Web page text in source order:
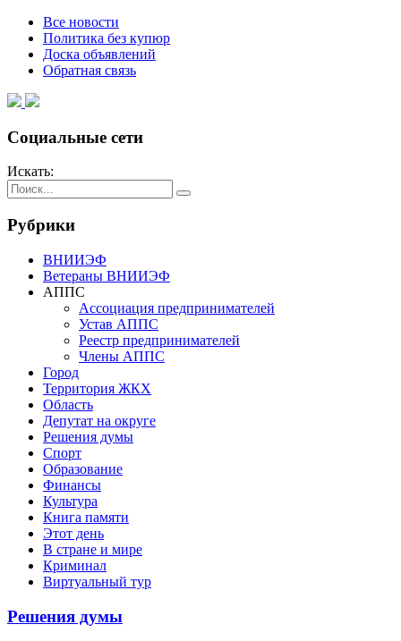
Все новости
Политика без купюр
Доска объявлений
Обратная связь
Социальные сети
Искать:
Рубрики
ВНИИЭФ
Ветераны ВНИИЭФ
АППС
Ассоциация предпринимателей
Устав АППС
Реестр предпринимателей
Члены АППС
Город
Территория ЖКХ
Область
Депутат на округе
Решения думы
Спорт
Образование
Финансы
Культура
Книга памяти
Этот день
В стране и мире
Криминал
Виртуальный тур
Решения думы